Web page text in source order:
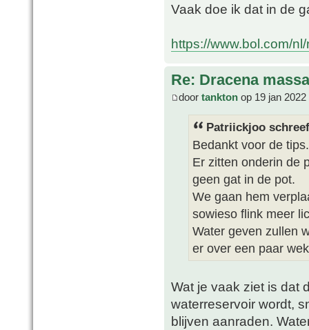
Vaak doe ik dat in de
https://www.bol.com/
Re: Dracena
door tankton op 19 jan 2022
Patriickjoo
Bedankt voor de tips.
Er zitten onderin de
geen gat in de pot.
We gaan hem
sowieso flink meer
Water geven zullen
er over een paar
Wat je vaak ziet is dat
waterreservoir wordt,
blijven aanraden.